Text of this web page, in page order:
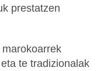
prestatzen
te tradizionalak